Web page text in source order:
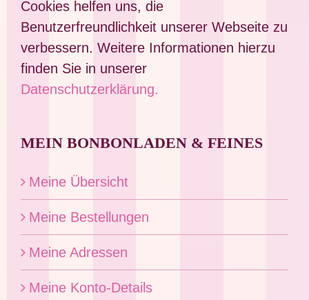
Cookies helfen uns, die
Benutzerfreundlichkeit unserer Webseite zu
verbessern. Weitere Informationen hierzu
finden Sie in unserer
Datenschutzerklärung.
MEIN BONBONLADEN & FEINES
Meine Übersicht
Meine Bestellungen
Meine Adressen
Meine Konto-Details